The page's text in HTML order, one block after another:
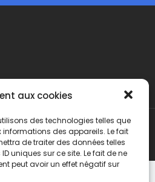
aux cookies
des technologies telles que
des appareils. Le fait
de traiter des données telles
uniques sur ce site. Le fait de ne
peut avoir un effet négatif sur